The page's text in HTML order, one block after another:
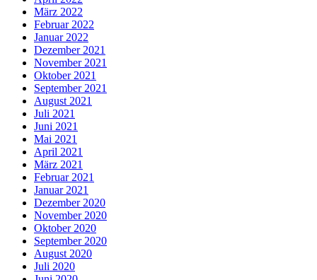
März 2022
Februar 2022
Januar 2022
Dezember 2021
November 2021
Oktober 2021
September 2021
August 2021
Juli 2021
Juni 2021
Mai 2021
April 2021
März 2021
Februar 2021
Januar 2021
Dezember 2020
November 2020
Oktober 2020
September 2020
August 2020
Juli 2020